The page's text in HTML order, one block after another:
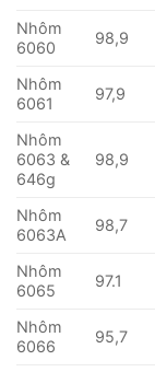
Nhôm
6060
98,9
Nhôm
6061
97,9
Nhôm
6063 &
646g
98,9
Nhôm
6063A
98,7
Nhôm
6065
97.1
Nhôm
6066
95,7